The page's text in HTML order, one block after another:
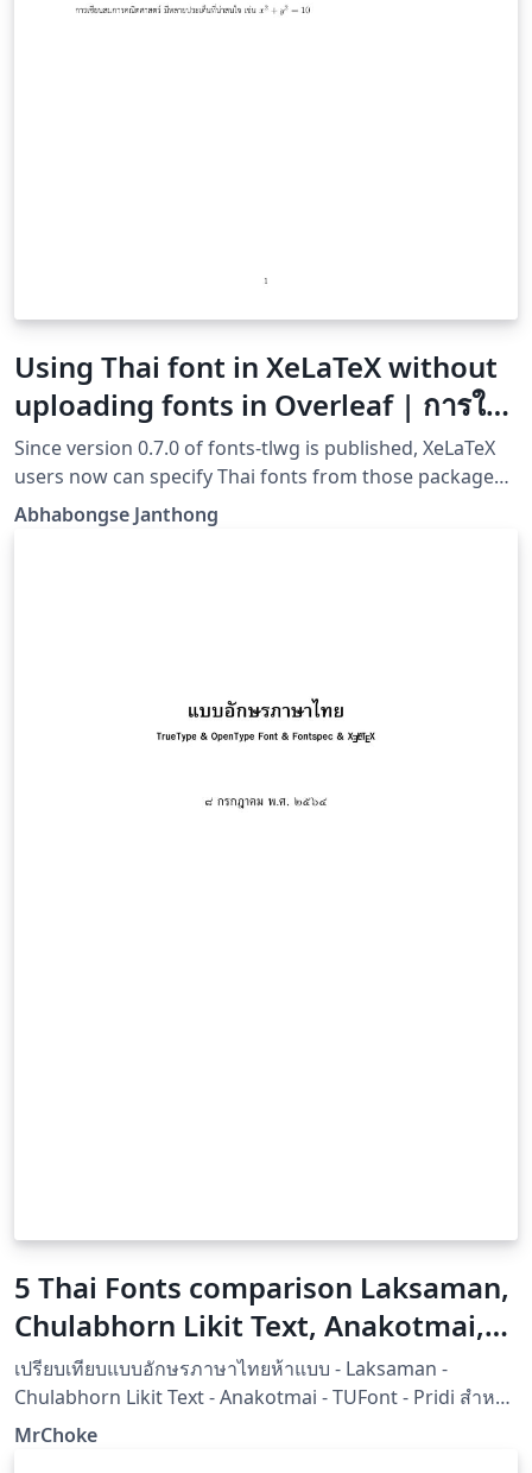
Using Thai font in XeLaTeX without
uploading fonts in Overleaf | การใช้
งานภาษาไทยใน XeLaTeX โดยไม่ต้องอัป
โหลดฟอนต์
Since version 0.7.0 of fonts-tlwg is published, XeLaTeX
users now can specify Thai fonts from those package
without having to upload them manually. This creates a
better Thai XeLaTeX experience especially on online
Abhabongse Janthong
5 Thai Fonts comparison Laksaman,
Chulabhorn Likit Text, Anakotmai,
TUFont and Pridi
เปรียบเทียบแบบอักษรภาษาไทยห้าแบบ - Laksaman -
Chulabhorn Likit Text - Anakotmai - TUFont - Pridi สำหรับ
การใข้งานบน XeLaTeX
MrChoke